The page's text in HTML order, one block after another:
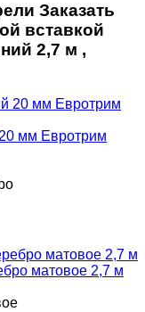
Заказать
вставкой
2,7 м ,
мм Евротрим
матовое 2,7 м